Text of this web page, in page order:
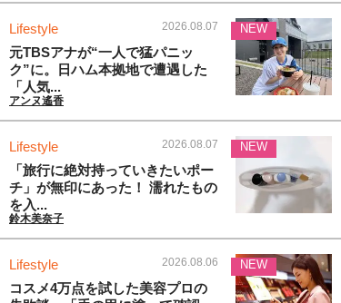
Lifestyle 2026.08.07
元TBSアナが“一人で猛パニッ
ク”に。日ハム本拠地で遭遇した
「人気...
アンヌ遙香
NEW
Lifestyle 2026.08.07
「旅行に絶対持っていきたいポー
チ」が無印にあった！ 濡れたもの
を入...
鈴木美奈子
NEW
Lifestyle 2026.08.06
コスメ4万点を試した美容プロの
NEW